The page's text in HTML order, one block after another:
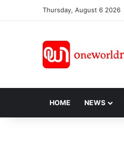
Thursday, August 6 2026
HOME NEWS